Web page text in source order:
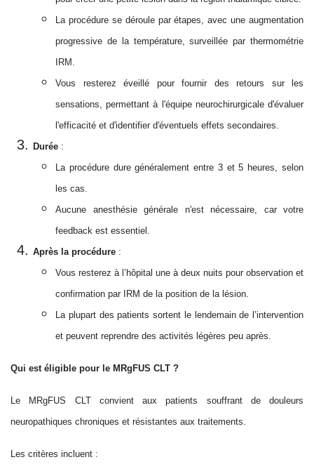
La procédure se déroule par étapes, avec une augmentation
progressive de la température, surveillée par thermométrie
IRM.
Vous resterez éveillé pour fournir des retours sur les
sensations, permettant à l'équipe neurochirurgicale d'évaluer
l'efficacité et d'identifier d'éventuels effets secondaires
Durée :
La procédure dure généralement entre 3 et 5 heures, selon
les cas.
Aucune anesthésie générale n'est nécessaire, car votre
feedback est essentiel.
Après la procédure :
Vous resterez à l’hôpital une à deux nuits pour observation et
confirmation par IRM de la position de la lésion.
La plupart des patients sortent le lendemain de l’intervention
et peuvent reprendre des activités légères peu après.
Qui est éligible pour le MRgFUS CLT ?
Le MRgFUS CLT convient aux patients souffrant de douleurs
neuropathiques chroniques et résistantes aux traitements.
Les critères incluent :